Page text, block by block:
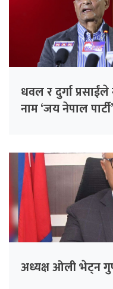
धवल र दुर्गा
नाम ‘जय नेपाल पार्टी’
अध्यक्ष ओली भेट्न